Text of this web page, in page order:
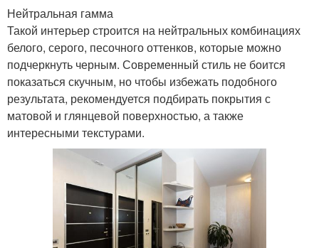
Нейтральная гамма
Такой интерьер строится на нейтральных комбинациях
белого, серого, песочного оттенков, которые можно
подчеркнуть черным. Современный стиль не боится
показаться скучным, но чтобы избежать подобного
результата, рекомендуется подбирать покрытия с
матовой и глянцевой поверхностью, а также
интересными текстурами.